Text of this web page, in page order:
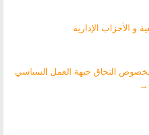
و الأحزاب الإدارية
التحاق جبهة العمل السياسي
→